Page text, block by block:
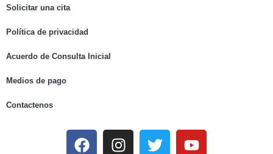
Solicitar una cita
Política de privacidad
Acuerdo de Consulta Inicial
Medios de pago
Contactenos